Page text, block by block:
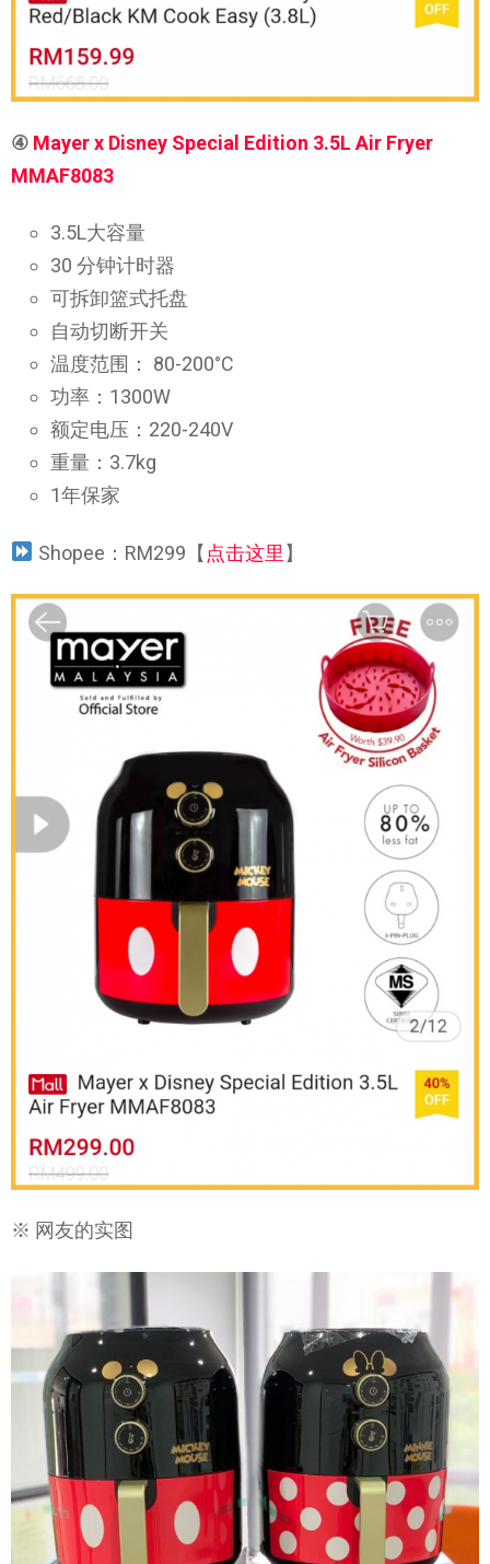
④ Mayer x Disney Special Edition 3.5L Air Fryer
MMAF8083
3.5L大容量
30 分钟计时器
可拆卸篮式托盘
自动切断开关
温度范围： 80-200°C
功率：1300W
额定电压：220-240V
重量：3.7kg
1年保家
Shopee：RM299【点击这里】
※ 网友的实图